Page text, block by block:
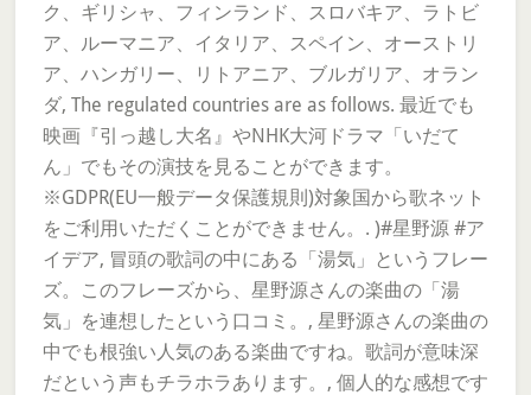
ク、ギリシャ、フィンランド、スロバキア、ラトビ
ア、ルーマニア、イタリア、スペイン、オーストリ
ア、ハンガリー、リトアニア、ブルガリア、オラン
ダ, The regulated countries are as follows. 最近でも
映画『引っ越し大名』やNHK大河ドラマ「いだて
ん」でもその演技を見ることができます。
※GDPR(EU一般データ保護規則)対象国から歌ネット
をご利用いただくことができません。. )#星野源 #ア
イデア, 冒頭の歌詞の中にある「湯気」というフレー
ズ。このフレーズから、星野源さんの楽曲の「湯
気」を連想したという口コミ。, 星野源さんの楽曲の
中でも根強い人気のある楽曲ですね。歌詞が意味深
だという声もチラホラあります。, 個人的な感想です